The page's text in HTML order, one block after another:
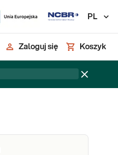
PL
Zaloguj się Koszyk